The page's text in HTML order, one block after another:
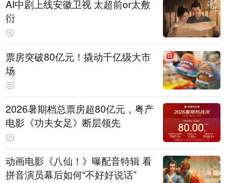
AI中剧上线安徽卫视 太超前or太敷
衍
票房突破80亿元！撬动千亿级大市
场
2026暑期档总票房超80亿元，粤产
电影《功夫女足》断层领先
动画电影《八仙！》曝配音特辑 看
拼音演员幕后如何“不好好说话”